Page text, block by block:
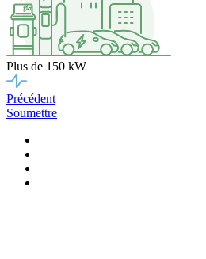
Plus de 150 kW
Précédent
Soumettre